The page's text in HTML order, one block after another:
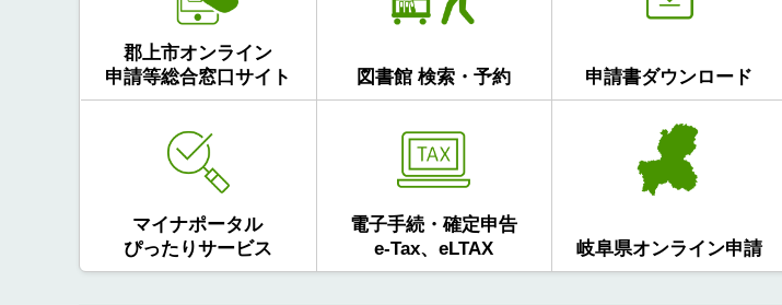
郡上市オンライン
申請等総合窓口サイト
図書館 検索・予約 申請書ダウンロード
マイナポータル
ぴったりサービス
電子手続・確定申告
e-Tax、eLTAX
岐阜県オンライン申請